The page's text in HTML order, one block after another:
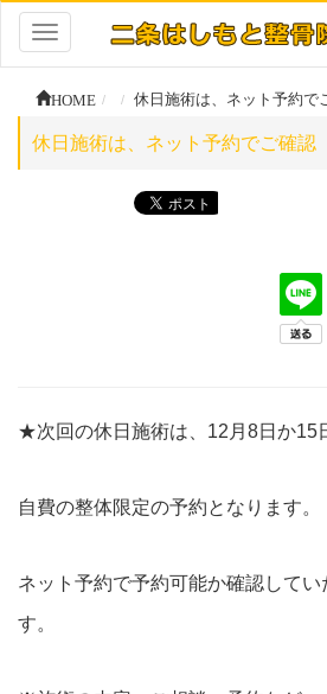
Toggle
navigation
HOME 休日施術は、ネット予約で
休日施術は、ネット予約でご確認
★次回の休日施術は、12月8日か15
自費の整体限定の予約となります。
ネット予約で予約可能か確認して
す。